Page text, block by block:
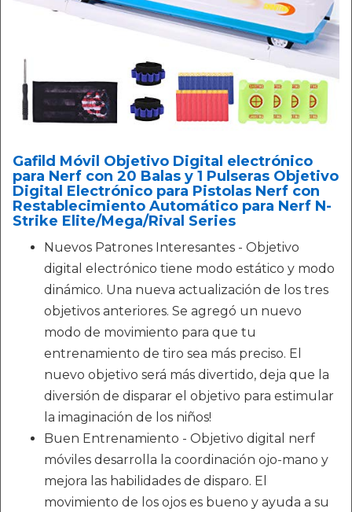
Gafild Móvil Objetivo Digital electrónico
para Nerf con 20 Balas y 1 Pulseras Objetivo
Digital Electrónico para Pistolas Nerf con
Restablecimiento Automático para Nerf N-
Strike Elite/Mega/Rival Series
Nuevos Patrones Interesantes - Objetivo
digital electrónico tiene modo estático y modo
dinámico. Una nueva actualización de los tres
objetivos anteriores. Se agregó un nuevo
modo de movimiento para que tu
entrenamiento de tiro sea más preciso. El
nuevo objetivo será más divertido, deja que la
diversión de disparar el objetivo para estimular
la imaginación de los niños!
Buen Entrenamiento - Objetivo digital nerf
móviles desarrolla la coordinación ojo-mano y
mejora las habilidades de disparo. El
movimiento de los ojos es bueno y ayuda a su